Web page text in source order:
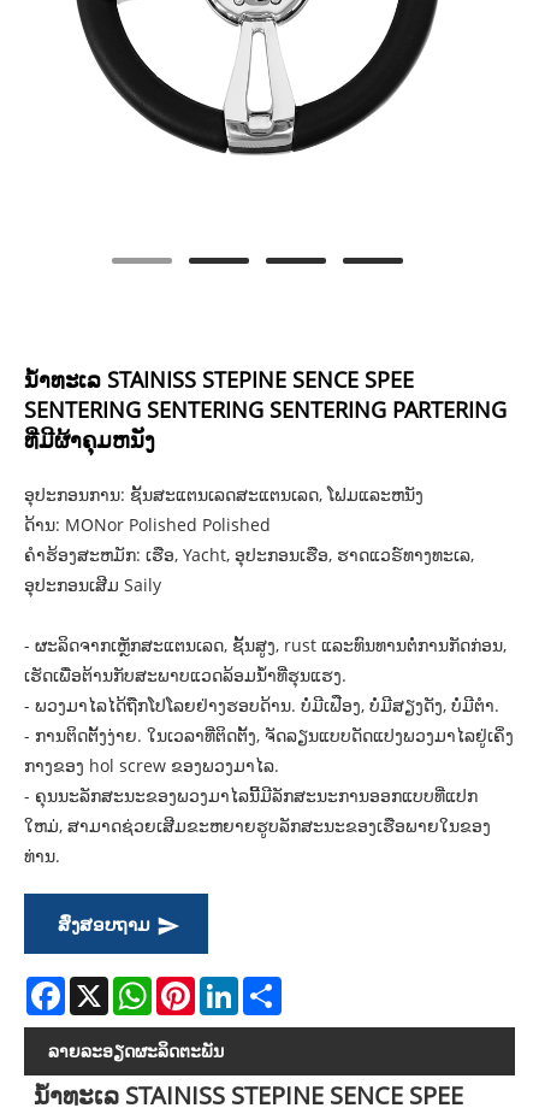
ນ້ໍາທະເລ STAINISS STEPINE SENCE SPEE
SENTERING SENTERING SENTERING PARTERING
ທີ່ມີຜ້າຄຸມຫນັງ
ອຸປະກອນການ: ຊັ້ນສະແຕນເລດສະແຕນເລດ, ໂຟມແລະຫນັງ
ດ້ານ: MONor Polished Polished
ຄໍາຮ້ອງສະຫມັກ: ເຮືອ, Yacht, ອຸປະກອນເຮືອ, ຮາດແວຣ໌ທາງທະເລ,
ອຸປະກອນເສີມ Saily
- ຜະລິດຈາກເຫຼັກສະແຕນເລດ, ຊັ້ນສູງ, rust ແລະທົນທານຕໍ່ການກັດກ່ອນ,
ເຮັດເພື່ອຕ້ານກັບສະພາບແວດລ້ອມນ້ໍາທີ່ຮຸນແຮງ.
- ພວງມາໄລໄດ້ຖືກໂປໂລຍຢ່າງຮອບດ້ານ. ບໍ່ມີເຟືອງ, ບໍ່ມີສຽງດັງ, ບໍ່ມີຕໍາ.
- ການຕິດຕັ້ງງ່າຍ. ໃນເວລາທີ່ຕິດຕັ້ງ, ຈັດລຽນແບບດັດແປງພວງມາໄລຢູ່ເຄິ່ງ
ກາງຂອງ hol screw ຂອງພວງມາໄລ.
- ຄຸນນະລັກສະນະຂອງພວງມາໄລນີ້ມີລັກສະນະການອອກແບບທີ່ແປກ
ໃຫມ່, ສາມາດຊ່ວຍເສີມຂະຫຍາຍຮູບລັກສະນະຂອງເຮືອພາຍໃນຂອງ
ທ່ານ.
ສົ່ງສອບຖາມ
Facebook
X WhatsAppPinterestLinkedIn
ລາຍ​ລະ​ອຽດ​ຜະ​ລິດ​ຕະ​ພັນ
ນ້ໍາທະເລ STAINISS STEPINE SENCE SPEE